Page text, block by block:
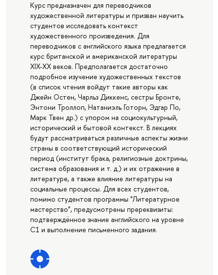
Курс предназначен для переводчиков
художественной литературы и призван научить
студентов исследовать контекст
художественного произведения. Для
переводчиков с английского языка предлагается
курс британской и американской литературы
XIX-XX веков. Предполагается достаточно
подробное изучение художественных текстов
(в список чтения войдут такие авторы как
Джейн Остен, Чарльз Диккенс, сестры Бронте,
Энтони Троллоп, Натаниэль Готорн, Эдгар По,
Марк Твен др.) с упором на социокультурный,
исторический и бытовой контекст. В лекциях
будут рассматриваться различные аспекты жизни
страны в соответствующий исторический
период (институт брака, религиозные доктрины,
система образования и т. д.) и их отражение в
литературе, а также влияние литературы на
социальные процессы. Для всех студентов,
помимо студентов программы "Литературное
мастерство", предусмотрены пререквизиты:
подтверждённое знание английского на уровне
C1 и выполнение письменного задания.